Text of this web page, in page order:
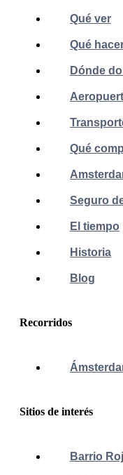
Qué ver
Qué
Dónde
Qué
Seguro
El tiempo
Historia
Blog
Recorridos
Sitios de interés
Barrio